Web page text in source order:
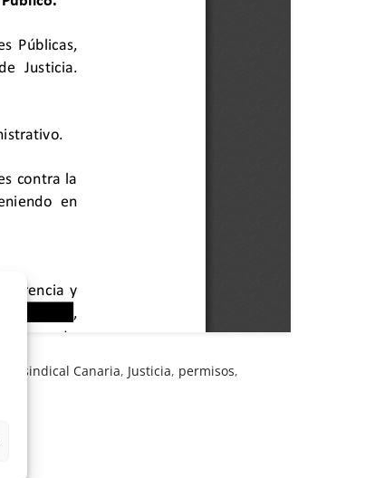
Intersindical Canaria, Justicia, permisos,